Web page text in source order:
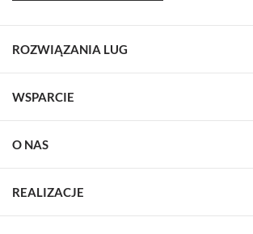
ROZWIĄZANIA LUG
WSPARCIE
O NAS
REALIZACJE